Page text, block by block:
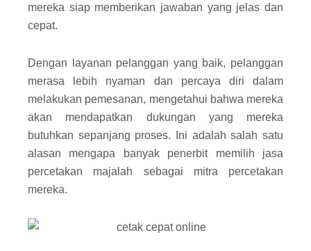
mereka siap memberikan jawaban yang jelas dan
cepat.
Dengan layanan pelanggan yang baik, pelanggan
merasa lebih nyaman dan percaya diri dalam
melakukan pemesanan, mengetahui bahwa mereka
akan mendapatkan dukungan yang mereka
butuhkan sepanjang proses. Ini adalah salah satu
alasan mengapa banyak penerbit memilih jasa
percetakan majalah sebagai mitra percetakan
mereka.